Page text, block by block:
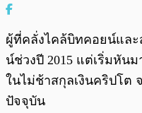
ผู้ที่คลั่งไคล้บิทคอยน์และ
น์ช่วงปี 2015 แต่เริ่มหันม
ในไม่ช้าสกุลเงินคริปโต
ปัจจุบัน